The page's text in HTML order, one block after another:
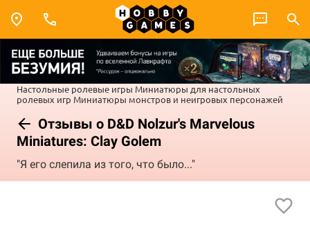
Настольные ролевые игры Миниатюры для настольных
ролевых игр Миниатюры монстров и неигровых персонажей
Отзывы о D&D Nolzur's Marvelous
Miniatures: Clay Golem
"Я его слепила из того, что было..."